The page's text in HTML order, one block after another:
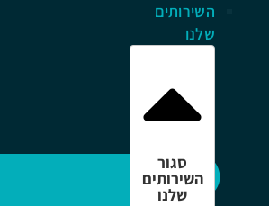
השירותים
שלנו
סגור
השירותים
שלנו